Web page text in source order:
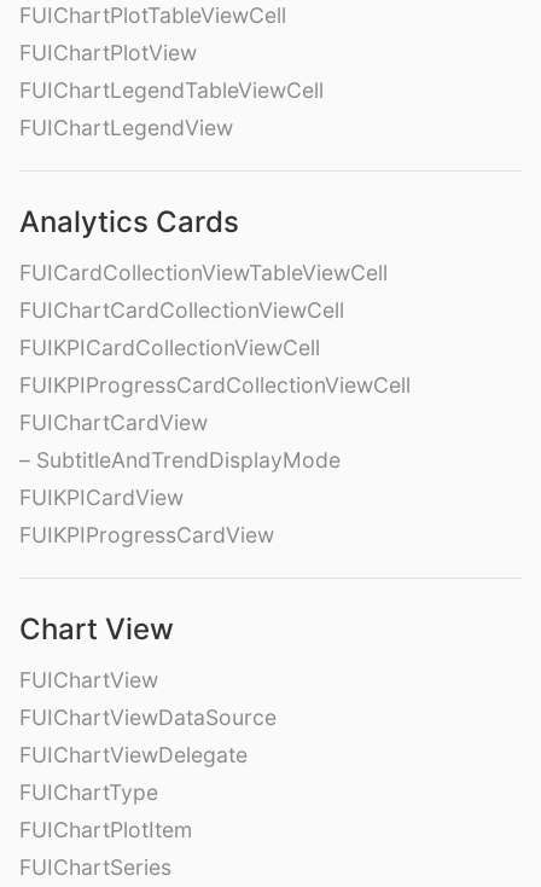
FUIChartPlotTableViewCell
FUIChartPlotView
FUIChartLegendTableViewCell
FUIChartLegendView
Analytics Cards
FUICardCollectionViewTableViewCell
FUIChartCardCollectionViewCell
FUIKPICardCollectionViewCell
FUIKPIProgressCardCollectionViewCell
FUIChartCardView
– SubtitleAndTrendDisplayMode
FUIKPICardView
FUIKPIProgressCardView
Chart View
FUIChartView
FUIChartViewDataSource
FUIChartViewDelegate
FUIChartType
FUIChartPlotItem
FUIChartSeries